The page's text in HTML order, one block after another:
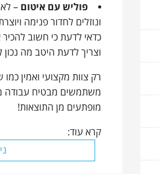
פוליש עם איטום –
ונוזלים לחדור פנימה
כדאי לדעת כי חשוב
וצריך לדעת היטב מה
רק צוות מקצועי ואמין
משתמשים מבטיח עבודה
מופתעים מן התוצאות!
קרא עוד: